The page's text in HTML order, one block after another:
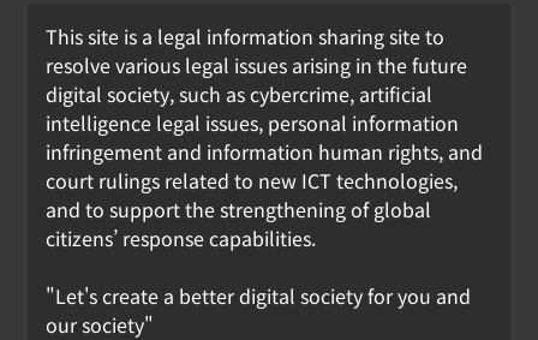
This site is a legal information sharing site to
resolve various legal issues arising in the future
digital society, such as cybercrime, artificial
intelligence legal issues, personal information
infringement and information human rights, and
court rulings related to new ICT technologies,
and to support the strengthening of global
citizens’ response capabilities.
"Let's create a better digital society for you and
our society"